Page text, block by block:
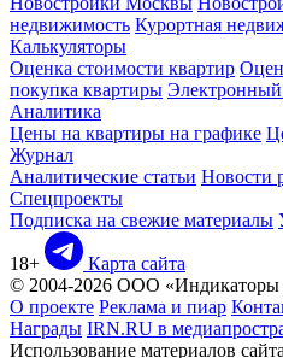
недвижимость Курортная
Калькуляторы
Оценка стоимости квартир
покупка квартиры Электронный
Аналитика
Цены на квартиры на графике
Журнал
Аналитические статьи Новости
Спецпроекты
Подписка на свежие материалы
18+
Карта сайта
© 2004-2026 ООО «Индикаторы
О проекте Реклама и пиар
Награды IRN.RU в
Использование материалов